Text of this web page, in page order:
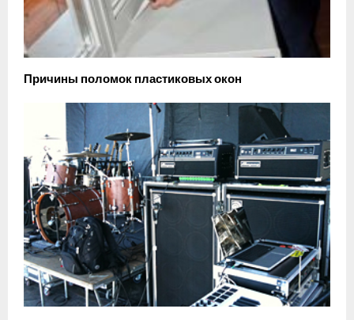
Причины поломок пластиковых окон